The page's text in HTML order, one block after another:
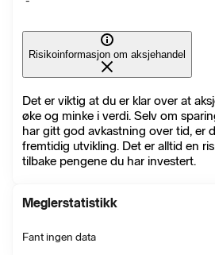
Risikoinformasjon om aksjehandel
Det er viktig at du er klar over at
øke og minke i verdi. Selv om
har gitt god avkastning over tid, er
fremtidig utvikling. Det er alltid en
tilbake pengene du har investert.
Meglerstatistikk
Fant ingen data